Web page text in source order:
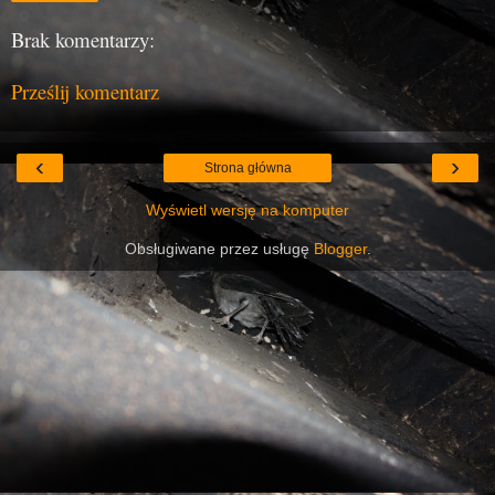
Brak komentarzy:
Prześlij komentarz
‹ ›
Strona główna
Wyświetl wersję na komputer
Obsługiwane przez usługę Blogger.